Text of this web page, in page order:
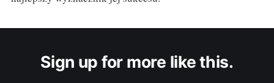
Sign up for more like this.